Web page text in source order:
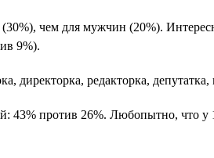
чем для мужчин (20%).
9%).
директорка, редакторка,
43% против 26%. Любопытно, что